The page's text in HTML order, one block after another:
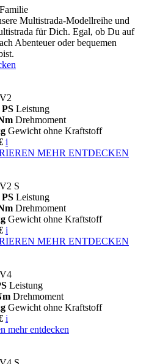
Multistrada-Modellreihe und
für Dich. Egal, ob Du auf
Abenteuer oder bequemen
PS Leistung
Drehmoment
Gewicht ohne Kraftstoff
i
MEHR ENTDECKEN
S
PS Leistung
Drehmoment
Gewicht ohne Kraftstoff
i
MEHR ENTDECKEN
Leistung
Drehmoment
Gewicht ohne Kraftstoff
i
mehr entdecken